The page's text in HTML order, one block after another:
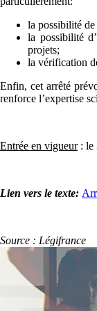
la possibilité
la possibilité
projets;
la vérification
Enfin, cet arrêté
renforce l’expertise
Entrée en vigueur: le
Lien vers le texte:
Source : Légifrance